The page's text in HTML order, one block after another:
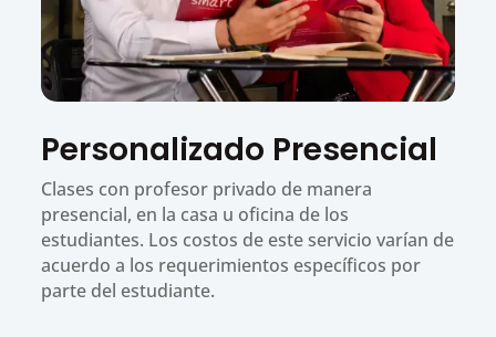
Personalizado Presencial
Clases con profesor privado de manera
presencial, en la casa u oficina de los
estudiantes. Los costos de este servicio varían de
acuerdo a los requerimientos específicos por
parte del estudiante.